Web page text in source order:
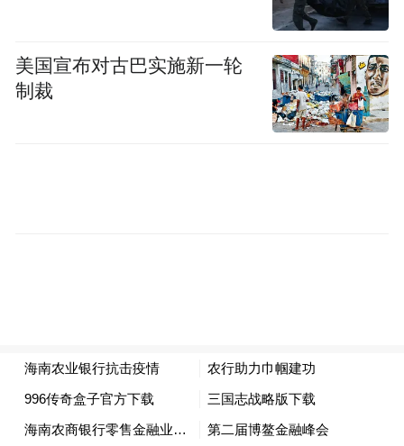
智能银行效率高 超级柜台1分钟完成开卡流
程，“办卡这么快，真是不敢想象，以前办理
借记卡开卡，开通网上银行、电话银行等业
“‘超级柜台’最大的特点是速度快，无论开
卡、挂失，还是密码重置等，办理速度均优
美国宣布对古巴实施新一轮
制裁